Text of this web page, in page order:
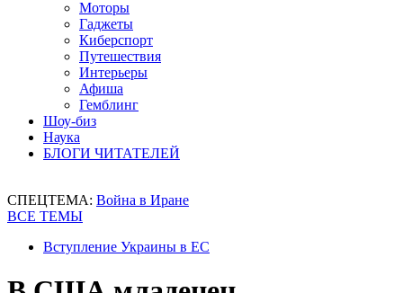
Моторы
Гаджеты
Киберспорт
Путешествия
Интерьеры
Афиша
Гемблинг
Шоу-биз
Наука
БЛОГИ ЧИТАТЕЛЕЙ
СПЕЦТЕМА: Война в Иране
ВСЕ ТЕМЫ
Вступление Украины в ЕС